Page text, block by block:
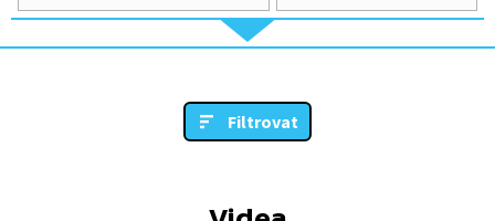
Filtrovat